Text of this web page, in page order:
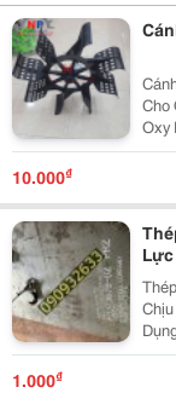
Cho
Oxy
Từ
10.000₫
Lực
Chịu Áp Lực Thép
1.000₫